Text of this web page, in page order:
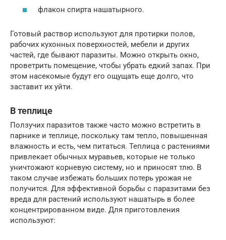
флакон спирта нашатырного.
Готовый раствор используют для протирки полов,
рабочих кухонных поверхностей, мебели и других
частей, где бывают паразиты. Можно открыть окно,
проветрить помещение, чтобы убрать едкий запах. При
этом насекомые будут его ощущать еще долго, что
заставит их уйти.
В теплице
Ползучих паразитов также часто можно встретить в
парнике и теплице, поскольку там тепло, повышенная
влажность и есть, чем питаться. Теплица с растениями
привлекает обычных муравьев, которые не только
уничтожают корневую систему, но и приносят тлю. В
таком случае избежать больших потерь урожая не
получится. Для эффективной борьбы с паразитами без
вреда для растений используют нашатырь в более
концентрированном виде. Для приготовления
используют: